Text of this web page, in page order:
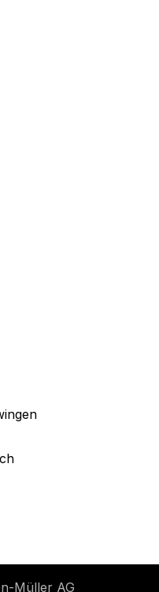
Müller AG